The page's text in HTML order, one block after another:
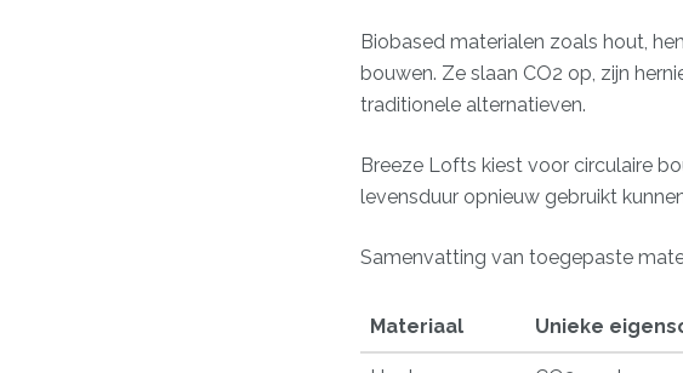
Biobased materialen zoals hout,
bouwen. Ze slaan CO2 op, zijn
traditionele alternatieven.
Breeze Lofts kiest voor circulaire
levensduur opnieuw gebruikt
Samenvatting van toegepaste
Materiaal Unieke